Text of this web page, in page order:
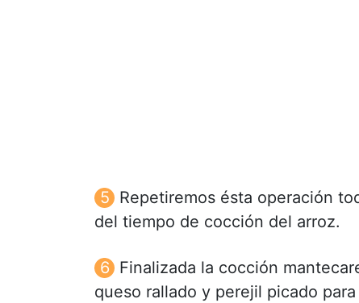
Repetiremos ésta operación
del tiempo de cocción del arroz.
Finalizada la cocción
queso rallado y perejil picado